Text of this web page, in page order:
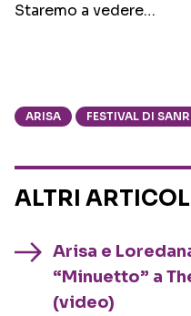
Staremo a vedere…
ARISA FESTIVAL DI
ALTRI
Arisa e
“Minuetto” a
(video)